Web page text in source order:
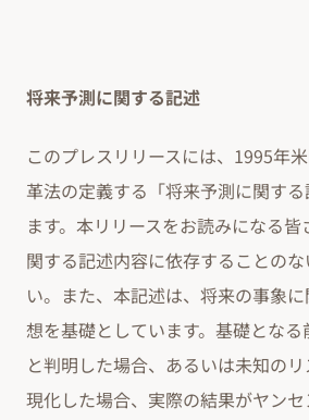
将来予測に関する記述
このプレスリリースには、1995年
革法の定義する「将来予測に関す
ます。本リリースをお読みになる
関する記述内容に依存することの
い。また、本記述は、将来の事象
想を基礎としています。基礎とな
と判明した場合、あるいは未知の
現化した場合、実際の結果がヤン